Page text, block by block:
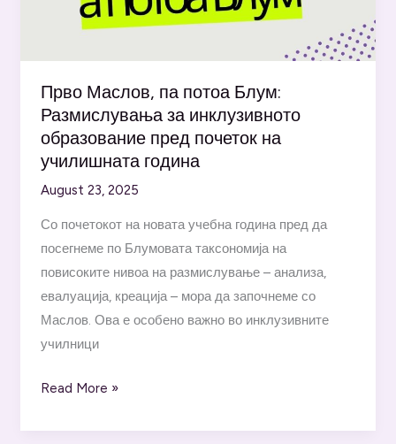
Прво Маслов, па потоа Блум:
Размислувања за инклузивното
образование пред почеток на
училишната година
August 23, 2025
Со почетокот на новата учебна година пред да
посегнеме по Блумовата таксономија на
повисоките нивоа на размислување – анализа,
евалуација, креација – мора да започнеме со
Маслов. Ова е особено важно во инклузивните
училници
Прво
па
Read More »